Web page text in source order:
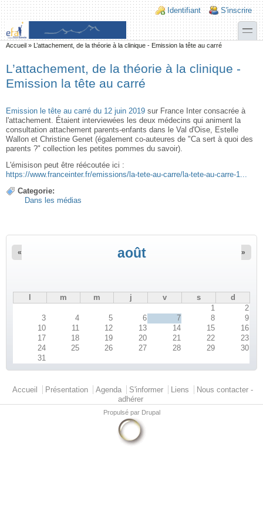
Aller au contenu principal
Skip to search
Login links
Identifiant S'inscrire
toggle
Vous êtes ici
Accueil » L’attachement, de la théorie à la clinique - Emission la tête au carré
L’attachement, de la théorie à la clinique -
Emission la tête au carré
Emission le tête au carré du 12 juin 2019 sur France Inter consacrée à
l'attachement. Étaient interviewées les deux médecins qui animent la
consultation attachement parents-enfants dans le Val d'Oise, Estelle
Wallon et Christine Genet (également co-auteures de "Ca sert à quoi des
parents ?" collection les petites pommes du savoir).
L'émisison peut être réécoutée ici :
https://www.franceinter.fr/emissions/la-tete-au-carre/la-tete-au-carre-1...
Categorie:
Dans les médias
août
« »
l m m j v s
d
1
2
3
4 5 6 7 8
9
10
11 12 13 14 15
16
17
18 19 20 21 22
23
24
25 26 27 28 29
30
31
Menu principal
Accueil Présentation Agenda S'informer Liens
Nous contacter -
adhérer
Propulsé par Drupal